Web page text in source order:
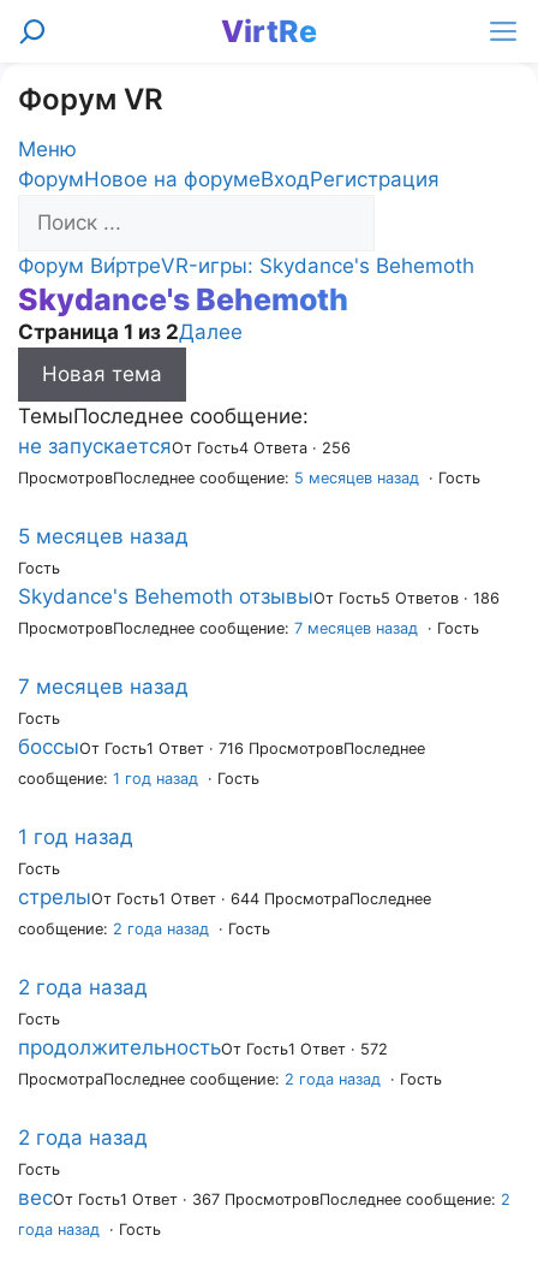
Перейти
VirtRe
Поиск
Форум VR
Меню
Навигация
Форума
ФорумНовое на форумеВходРегистрация
Форум
breadcrumbs
-
Вы
здесь:
Форум Ви́ртреVR-игры: Skydance's Behemoth
Skydance's Behemoth
Страница 1 из 2Далее
Новая тема
ТемыПоследнее сообщение:
не запускаетсяОт Гость4 Ответа · 256
ПросмотровПоследнее сообщение: 5 месяцев назад · Гость
5 месяцев назад
Гость
Skydance's Behemoth отзывыОт Гость5 Ответов · 186
ПросмотровПоследнее сообщение: 7 месяцев назад · Гость
7 месяцев назад
Гость
боссыОт Гость1 Ответ · 716 ПросмотровПоследнее
сообщение: 1 год назад · Гость
1 год назад
Гость
стрелыОт Гость1 Ответ · 644 ПросмотраПоследнее
сообщение: 2 года назад · Гость
2 года назад
Гость
продолжительностьОт Гость1 Ответ · 572
ПросмотраПоследнее сообщение: 2 года назад · Гость
2 года назад
Гость
весОт Гость1 Ответ · 367 ПросмотровПоследнее сообщение: 2
года назад · Гость